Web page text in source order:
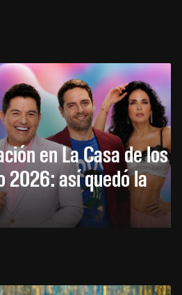
en La Casa de los
2026: así quedó la